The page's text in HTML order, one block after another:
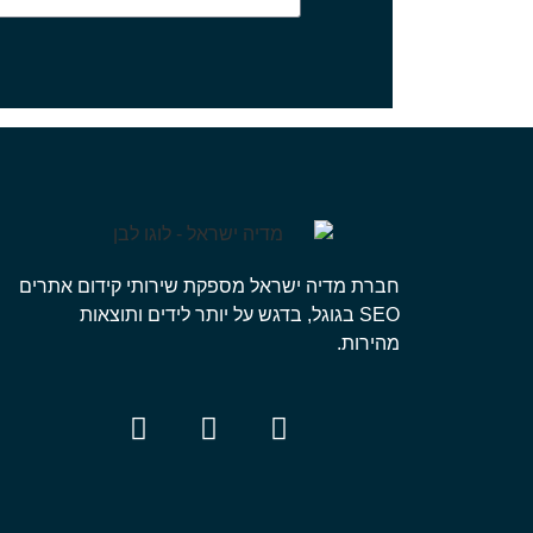
חברת מדיה ישראל מספקת שירותי קידום אתרים
SEO בגוגל, בדגש על יותר לידים ותוצאות
מהירות.